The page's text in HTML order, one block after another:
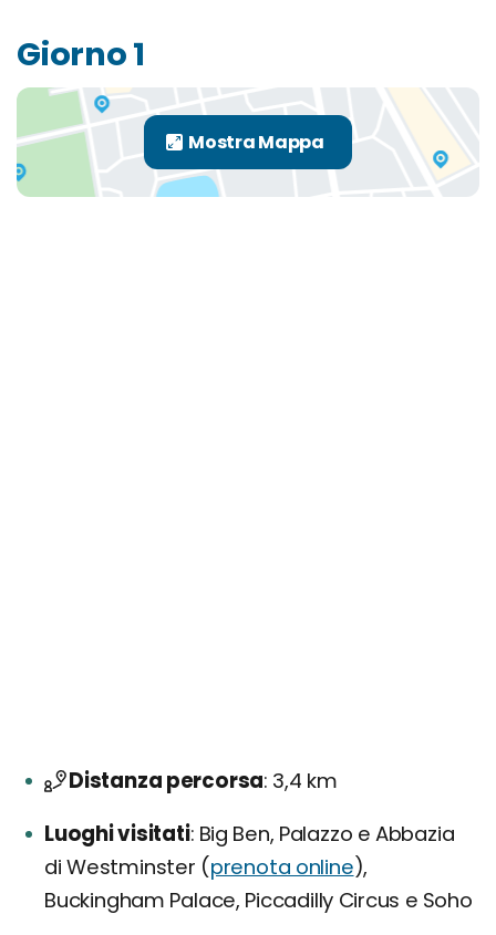
Giorno 1
Distanza percorsa 3,4 km
Luoghi visitati Big Ben, Palazzo e Abbazia
di Westminster (prenota online),
Buckingham Palace, Piccadilly Circus e Soho